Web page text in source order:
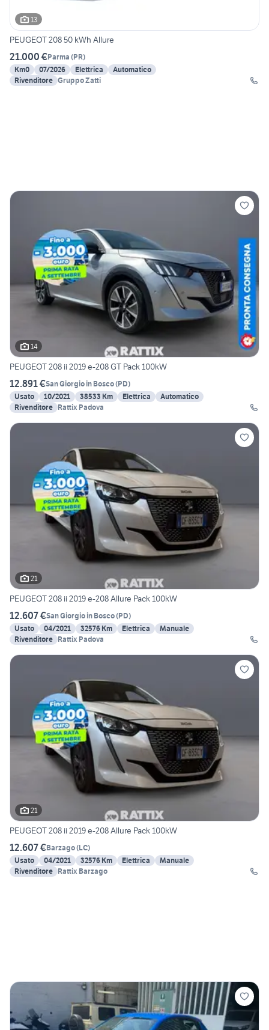
13
PEUGEOT 208 50 kWh Allure
21.000 €Parma (PR)
Km0
07/2026 Elettrica
Automatico
Rivenditore Gruppo Zatti
14
PEUGEOT 208 ii 2019 e-208 GT Pack 100kW
12.891 €San Giorgio in Bosco(PD)
Usato
10/2021 38533 Km Elettrica
Automatico
Rivenditore Rattix Padova
21
PEUGEOT 208 ii 2019 e-208 Allure Pack 100kW
12.607 €San Giorgio in Bosco(PD)
Usato
04/2021 32576 Km Elettrica
Manuale
Rivenditore Rattix Padova
21
PEUGEOT 208 ii 2019 e-208 Allure Pack 100kW
12.607 €Barzago(LC)
Usato
04/2021 32576 Km Elettrica
Manuale
Rivenditore Rattix Barzago